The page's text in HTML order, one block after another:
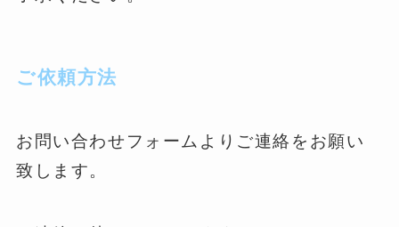
ご依頼方法
お問い合わせフォームよりご連絡をお願い
致します。